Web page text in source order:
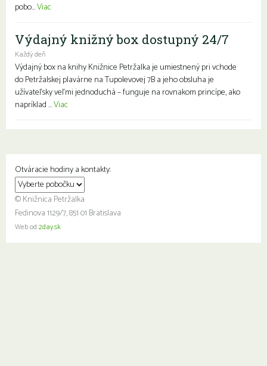
pobo...Viac
Výdajný knižný box dostupný 24/7
Každý deň
Výdajný box na knihy Knižnice Petržalka je umiestnený pri vchode
do Petržalskej plavárne na Tupolevovej 7B a jeho obsluha je
užívateľsky veľmi jednoduchá – funguje na rovnakom princípe, ako
napríklad ...Viac
Otváracie hodiny a kontakty:
© Knižnica Petržalka
Fedinova 1129/7, 851 01 Bratislava
Web od 2day.sk